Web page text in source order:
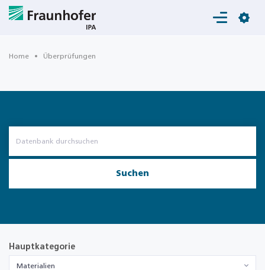
Login
Home Überprüfungen
Suchen
Hauptkategorie
Materialien